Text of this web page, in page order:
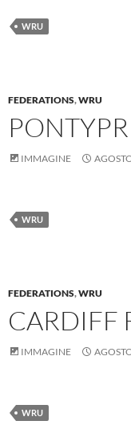
WRU
FEDERATIONS,WRU
IMMAGINE
WRU
FEDERATIONS,WRU
CARDIFF
IMMAGINE
WRU